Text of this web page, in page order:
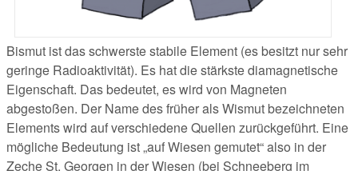
Bismut ist das schwerste stabile Element (es besitzt nur sehr
geringe Radioaktivität). Es hat die stärkste diamagnetische
Eigenschaft. Das bedeutet, es wird von Magneten
abgestoßen. Der Name des früher als Wismut bezeichneten
Elements wird auf verschiedene Quellen zurückgeführt. Eine
mögliche Bedeutung ist „auf Wiesen gemutet“ also in der
Zeche St. Georgen in der Wiesen (bei Schneeberg im